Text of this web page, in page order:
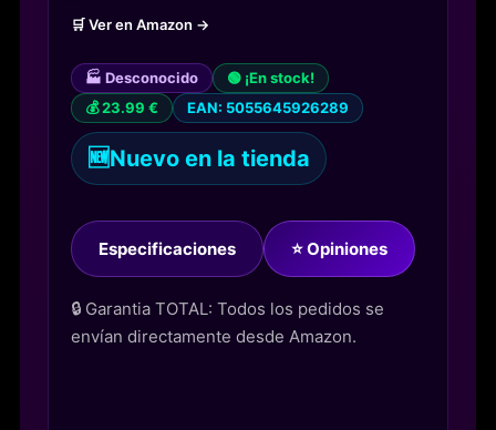
🛒 Ver en Amazon →
🏭 Desconocido
🟢 ¡En stock!
💰 23.99 €
EAN: 5055645926289
🆕Nuevo en la tienda
Especificaciones ⭐ Opiniones
🔒 Garantia TOTAL: Todos los pedidos se
envían directamente desde Amazon.